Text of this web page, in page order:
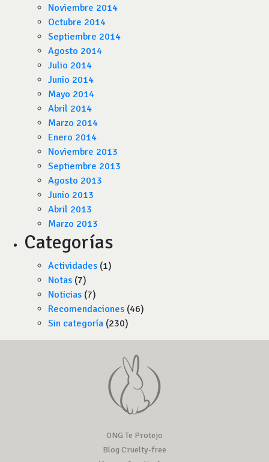
Noviembre 2014
Octubre 2014
Septiembre 2014
Agosto 2014
Julio 2014
Junio 2014
Mayo 2014
Abril 2014
Marzo 2014
Enero 2014
Noviembre 2013
Septiembre 2013
Agosto 2013
Junio 2013
Abril 2013
Marzo 2013
Categorías
Actividades (1)
Notas (7)
Noticias (7)
Recomendaciones (46)
Sin categoría (230)
ONG Te Protejo
Blog Cruelty-free